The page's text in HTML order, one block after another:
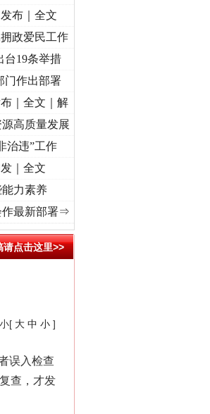
荡..·[视频]牢记初心使命 奋进复兴征程丨红船起航处
布｜全文
政爱民工作
台19条举措
门作出部署
｜全文｜解
高质量发展
治违”工作
｜全文
力素养
作最新部署⇒
请点击这里>>
[ 大 中 小 ]
误入检查
查，才发